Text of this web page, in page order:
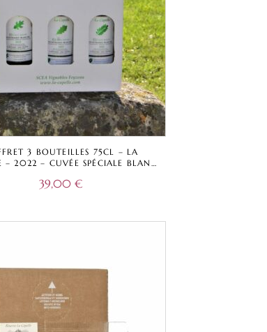
3 BOUTEILLES 75CL – LA
– 2022 – CUVÉE SPÉCIALE BLANC
– VIN DE FRANCE
39,00 €